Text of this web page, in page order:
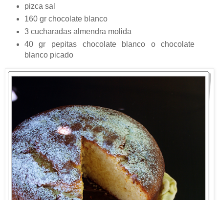
pizca sal
160 gr chocolate blanco
3 cucharadas almendra molida
40 gr pepitas chocolate blanco o chocolate
blanco picado